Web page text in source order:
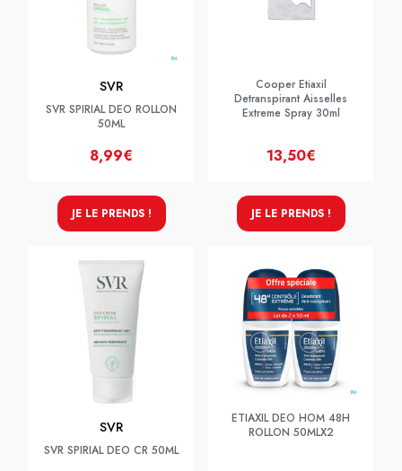
SVR
SVR SPIRIAL DEO ROLLON
50ML
8,99€
JE LE PRENDS !
Cooper Etiaxil
Detranspirant Aisselles
Extreme Spray 30ml
13,50€
JE LE PRENDS !
SVR
SVR SPIRIAL DEO CR 50ML
ETIAXIL DEO HOM 48H
ROLLON 50MLX2